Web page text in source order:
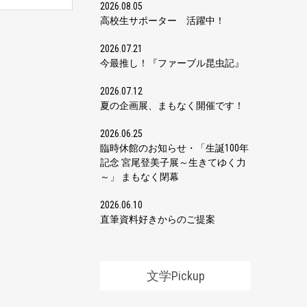
2026.08.05
高校生サポーター 活躍中！
2026.07.21
今最推し！『ファーブル昆虫記』
2026.07.12
夏の企画展、まもなく開催です！
2026.06.25
臨時休館のお知らせ・「生誕100年
記念 宮尾登美子展～生きてゆく力
～」 まもなく閉幕
2026.06.10
直筆資料好きからのご提案
文学Pickup